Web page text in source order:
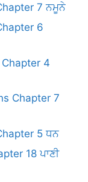
7 ਨਮੂਨੇ
6
4
Chapter 7
5 ਧਨ
18 ਪਾਣੀ